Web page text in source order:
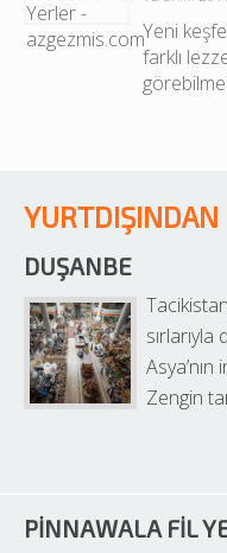
Yeni
farklı
YURTDIŞINDAN
DUŞANBE
Asya’nın
Zengin
PINNAWALA FIL